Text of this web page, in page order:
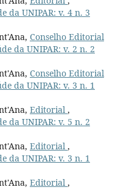
da UNIPAR: v. 4 n. 3
Conselho Editorial
da UNIPAR: v. 2 n. 2
Conselho Editorial
da UNIPAR: v. 3 n. 1
Editorial ,
da UNIPAR: v. 5 n. 2
Editorial ,
da UNIPAR: v. 3 n. 1
Editorial ,